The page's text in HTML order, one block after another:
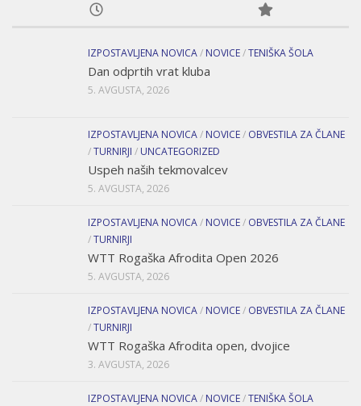
IZPOSTAVLJENA NOVICA/ NOVICE/TENIŠKA ŠOLA
Dan odprtih vrat kluba
5. AVGUSTA, 2026
IZPOSTAVLJENA NOVICA/ NOVICE/ OBVESTILA ZA ČLANE
/TURNIRJI / UNCATEGORIZED
Uspeh naših tekmovalcev
5. AVGUSTA, 2026
IZPOSTAVLJENA NOVICA/ NOVICE/ OBVESTILA ZA ČLANE
/TURNIRJI
WTT Rogaška Afrodita Open 2026
5. AVGUSTA, 2026
IZPOSTAVLJENA NOVICA/ NOVICE/ OBVESTILA ZA ČLANE
/TURNIRJI
WTT Rogaška Afrodita open, dvojice
3. AVGUSTA, 2026
IZPOSTAVLJENA NOVICA/ NOVICE/TENIŠKA ŠOLA